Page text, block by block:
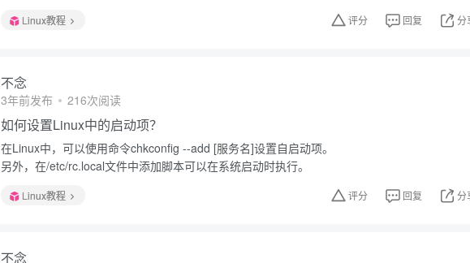
Linux教程 评分 回复 分
不念
3年前发布 216次阅读
如何设置Linux中的启动项？
在Linux中，可以使用命令chkconfig --add [服务名]设置自启动项。
另外，在/etc/rc.local文件中添加脚本可以在系统启动时执行。
Linux教程 评分 回复 分
不念